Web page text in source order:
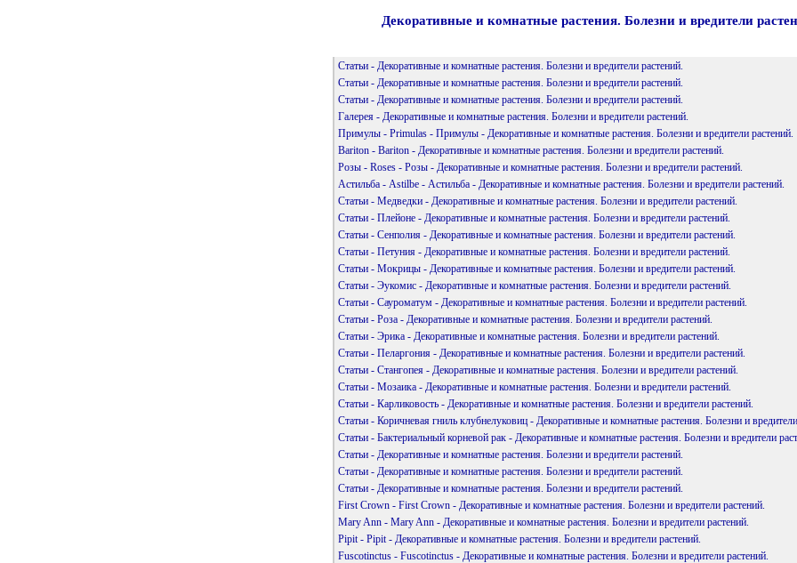
Декоративные и комнатные растения. Болезни и вредители
Статьи - Декоративные и комнатные растения. Болезни и вредители растений.
Статьи - Декоративные и комнатные растения. Болезни и вредители растений.
Статьи - Декоративные и комнатные растения. Болезни и вредители растений.
Галерея - Декоративные и комнатные растения. Болезни и вредители растений.
Примулы - Primulas - Примулы - Декоративные и комнатные растения. Болезни и вредители растений.
Bariton - Bariton - Декоративные и комнатные растения. Болезни и вредители растений.
Розы - Roses - Розы - Декоративные и комнатные растения. Болезни и вредители растений.
Астильба - Astilbe - Астильба - Декоративные и комнатные растения. Болезни и вредители растений.
Статьи - Медведки - Декоративные и комнатные растения. Болезни и вредители растений.
Статьи - Плейоне - Декоративные и комнатные растения. Болезни и вредители растений.
Статьи - Сенполия - Декоративные и комнатные растения. Болезни и вредители растений.
Статьи - Петуния - Декоративные и комнатные растения. Болезни и вредители растений.
Статьи - Мокрицы - Декоративные и комнатные растения. Болезни и вредители растений.
Статьи - Эукомис - Декоративные и комнатные растения. Болезни и вредители растений.
Статьи - Сауроматум - Декоративные и комнатные растения. Болезни и вредители растений.
Статьи - Роза - Декоративные и комнатные растения. Болезни и вредители растений.
Статьи - Эрика - Декоративные и комнатные растения. Болезни и вредители растений.
Статьи - Пеларгония - Декоративные и комнатные растения. Болезни и вредители растений.
Статьи - Стангопея - Декоративные и комнатные растения. Болезни и вредители растений.
Статьи - Мозаика - Декоративные и комнатные растения. Болезни и вредители растений.
Статьи - Карликовость - Декоративные и комнатные растения. Болезни и вредители растений.
Статьи - Коричневая гниль клубнелуковиц - Декоративные и комнатные растения. Болезни и
Статьи - Бактериальный корневой рак - Декоративные и комнатные растения. Болезни и вредители
Статьи - Декоративные и комнатные растения. Болезни и вредители растений.
Статьи - Декоративные и комнатные растения. Болезни и вредители растений.
Статьи - Декоративные и комнатные растения. Болезни и вредители растений.
First Crown - First Crown - Декоративные и комнатные растения. Болезни и вредители растений.
Mary Ann - Mary Ann - Декоративные и комнатные растения. Болезни и вредители растений.
Pipit - Pipit - Декоративные и комнатные растения. Болезни и вредители растений.
Fuscotinctus - Fuscotinctus - Декоративные и комнатные растения. Болезни и вредители растений.